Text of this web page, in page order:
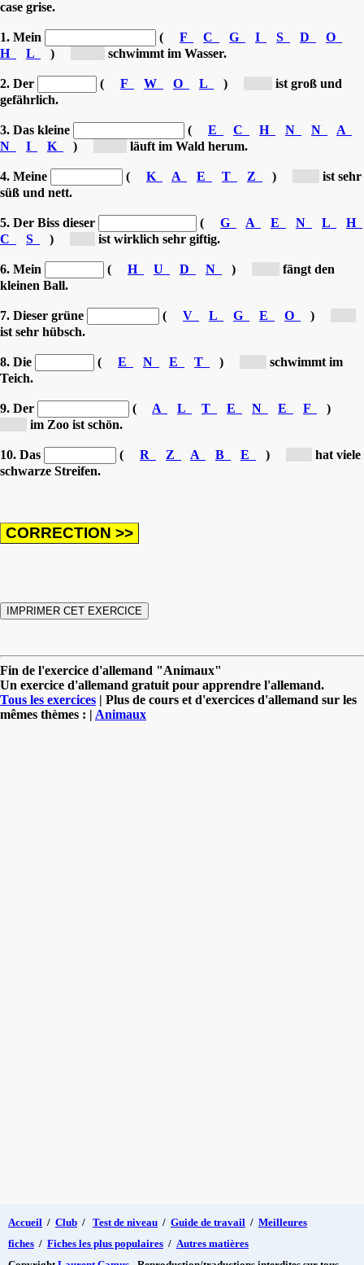
case grise.
1. Mein ( F C G I S D
O
H
L ) schwimmt im Wasser.
2. Der ( F W O L )
ist groß und
gefährlich.
3. Das kleine ( E C H N N
A
N
I K ) läuft im Wald herum.
4. Meine ( K A E T Z )
ist sehr
süß und nett.
5. Der Biss dieser ( G A E N L
H
C
S ) ist wirklich sehr giftig.
6. Mein ( H U D N )
fängt den
kleinen Ball.
7. Dieser grüne ( V L G E O )
ist sehr hübsch.
8. Die ( E N E T )
schwimmt im
Teich.
9. Der ( A L T E N E F
)
im Zoo ist schön.
10. Das ( R Z A B E )
hat viele
schwarze Streifen.
Fin de l'exercice d'allemand "Animaux"
Un exercice d'allemand gratuit pour apprendre l'allemand.
Tous les exercices | Plus de cours et d'exercices d'allemand sur les
mêmes thèmes : | Animaux
Accueil / Club / Test de niveau / Guide de travail / Meilleures
fiches / Fiches les plus populaires / Autres matières